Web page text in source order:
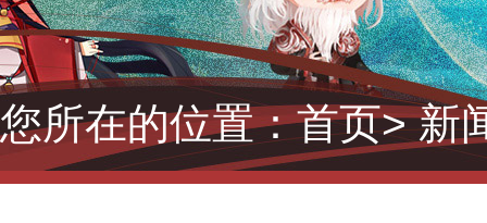
您所在的位置：首页> 新